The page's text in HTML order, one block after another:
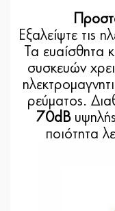
Εξαλείψτε τις
Τα ευαίσθητα
συσκευών
ρεύματος.
70dB
ποιότητα